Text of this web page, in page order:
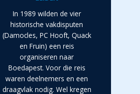
In 1989 wilden de vier
historische vakdisputen
(Damocles, PC Hooft, Quack
en Fruin) een reis
organiseren naar
Boedapest. Voor die reis
waren deelnemers en een
draagvlak nodig. Wel kregen